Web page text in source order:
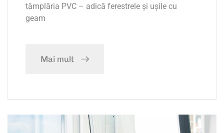
tâmplăria PVC – adică ferestrele și ușile cu
geam
Mai mult